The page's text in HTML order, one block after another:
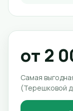
от 2
Самая
(Терешковой